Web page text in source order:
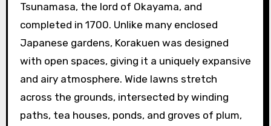
Tsunamasa, the lord of Okayama, and
completed in 1700. Unlike many enclosed
Japanese gardens, Korakuen was designed
with open spaces, giving it a uniquely expansive
and airy atmosphere. Wide lawns stretch
across the grounds, intersected by winding
paths, tea houses, ponds, and groves of plum,